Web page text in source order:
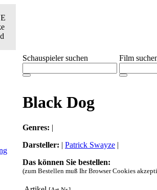
Schauspieler suchen Film
Black Dog
Genres: |
Darsteller: | Patrick Swayze |
Das können Sie bestellen:
(zum Bestellen muß Ihr Browser Cookies